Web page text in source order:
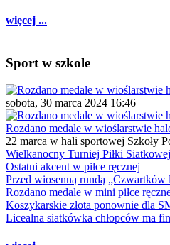
więcej ...
Sport w szkole
sobota, 30 marca 2024 16:46
Rozdano medale w wioślarstwie
22 marca w hali sportowej Szkoły
Wielkanocny Turniej Piłki
Ostatni akcent w piłce ręcznej
Przed wiosenną rundą „Czwartków
Rozdano medale w mini piłce
Koszykarskie złota ponownie dla
Licealna siatkówka chłopców ma